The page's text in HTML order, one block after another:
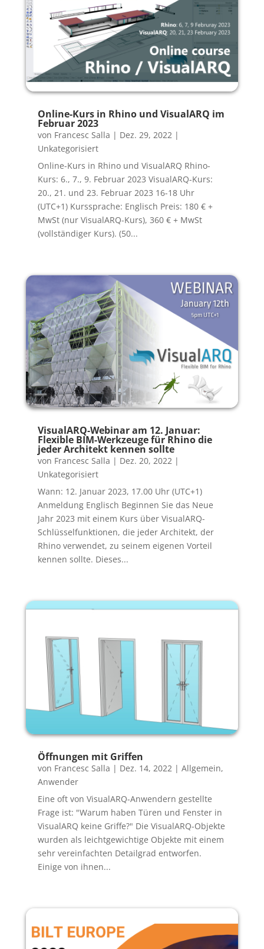
Online-Kurs in Rhino und VisualARQ im
Februar 2023
von Francesc Salla | Dez. 29, 2022|
Unkategorisiert
Online-Kurs in Rhino und VisualARQ Rhino-
Kurs: 6., 7., 9. Februar 2023 VisualARQ-Kurs:
20., 21. und 23. Februar 2023 16-18 Uhr
(UTC+1) Kurssprache: Englisch Preis: 180 € +
MwSt (nur VisualARQ-Kurs), 360 € + MwSt
(vollständiger Kurs). (50...
VisualARQ-Webinar am 12. Januar:
Flexible BIM-Werkzeuge für Rhino die
jeder Architekt kennen sollte
von Francesc Salla | Dez. 20, 2022|
Unkategorisiert
Wann: 12. Januar 2023, 17.00 Uhr (UTC+1)
Anmeldung Englisch Beginnen Sie das Neue
Jahr 2023 mit einem Kurs über VisualARQ-
Schlüsselfunktionen, die jeder Architekt, der
Rhino verwendet, zu seinem eigenen Vorteil
kennen sollte. Dieses...
Öffnungen mit Griffen
von Francesc Salla | Dez. 14, 2022 | Allgemein,
Anwender
Eine oft von VisualARQ-Anwendern gestellte
Frage ist: "Warum haben Türen und Fenster in
VisualARQ keine Griffe?" Die VisualARQ-Objekte
wurden als leichtgewichtige Objekte mit einem
sehr vereinfachten Detailgrad entworfen.
Einige von ihnen...